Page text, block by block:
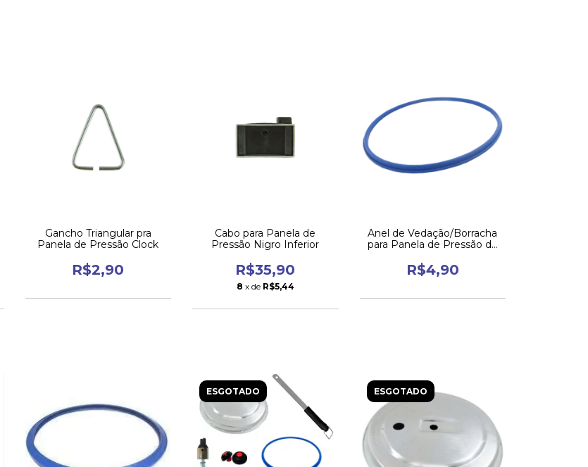
Gancho Triangular pra
Panela de Pressão Clock
R$2,90
Cabo para Panela de
Pressão Nigro Inferior
R$35,90
8 x de R$5,44
Anel de Vedação/Borracha
para Panela de Pressão de
R$4,90
ESGOTADO ESGOTADO